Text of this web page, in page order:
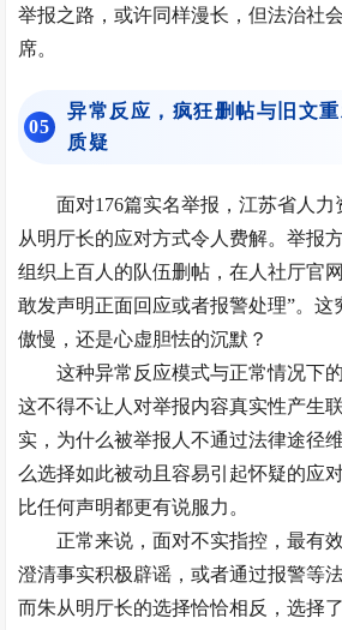
举报之路，或许同样漫长，但法治社
席。
05
异常反应，疯狂删帖与旧文
质疑
面对176篇实名举报，江苏省人
从明厅长的应对方式令人费解。举报
组织上百人的队伍删帖，在人社厅官
敢发声明正面回应或者报警处理”。这
傲慢，还是心虚胆怯的沉默？
这种异常反应模式与正常情况下
这不得不让人对举报内容真实性产生
实，为什么被举报人不通过法律途径
么选择如此被动且容易引起怀疑的应
比任何声明都更有说服力。
正常来说，面对不实指控，最有
澄清事实积极辟谣，或者通过报警等
而朱从明厅长的选择恰恰相反，选择